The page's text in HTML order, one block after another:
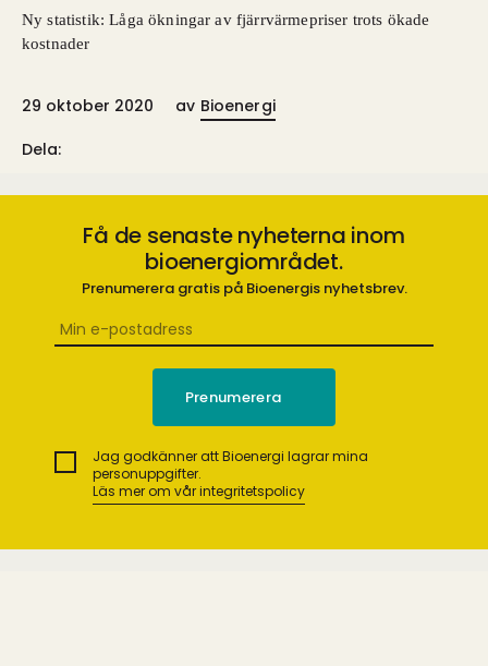
Ny statistik: Låga ökningar av fjärrvärmepriser trots ökade
kostnader
29 oktober 2020 av Bioenergi
Dela:
Få de senaste nyheterna inom
bioenergiområdet.
Prenumerera gratis på Bioenergis nyhetsbrev.
Jag godkänner att Bioenergi lagrar mina
personuppgifter.
Läs mer om vår integritetspolicy